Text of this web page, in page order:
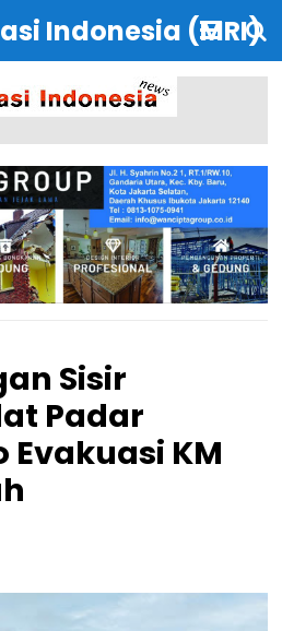
Indonesia (MRI)
Sisir
Padar
Evakuasi KM